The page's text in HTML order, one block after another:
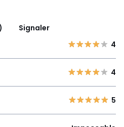
Signaler
4
4
5